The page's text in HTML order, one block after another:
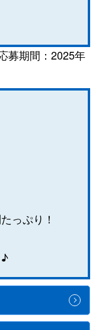
募期間：2025年
っぷり！